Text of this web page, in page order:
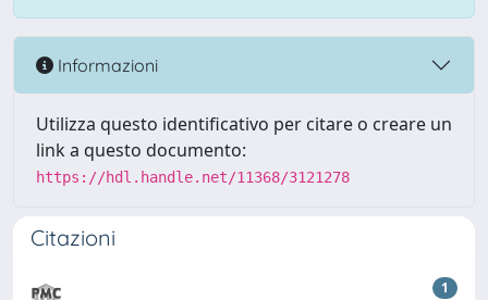
Informazioni
Utilizza questo identificativo per citare o creare un
link a questo documento:
https://hdl.handle.net/11368/3121278
Citazioni
1